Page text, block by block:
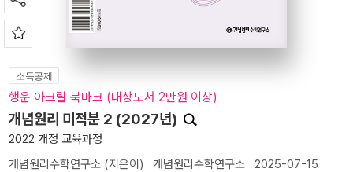
소득공제
행운 아크릴 북마크 (대상도서 2만원 이상)
개념원리 미적분 2 (2027년)
2022 개정 교육과정
개념원리수학연구소 (지은이) 개념원리수학연구소 2025-07-15